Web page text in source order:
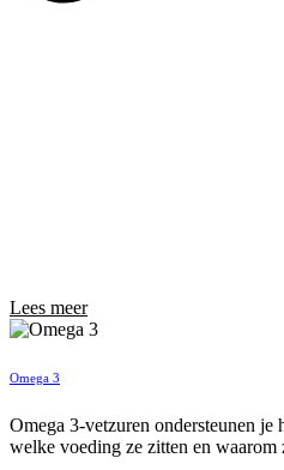
Lees meer
Omega 3
Omega 3-vetzuren ondersteunen je
welke voeding ze zitten en